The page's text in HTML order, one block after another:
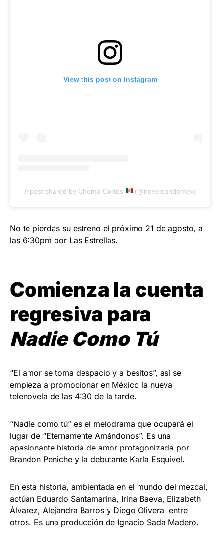
View this post on Instagram
A post shared by Chema Cortés (@noveleandomex)
No te pierdas su estreno el próximo 21 de agosto, a
las 6:30pm por Las Estrellas.
Comienza la cuenta
regresiva para
Nadie Como Tú
“El amor se toma despacio y a besitos”, así se
empieza a promocionar en México la nueva
telenovela de las 4:30 de la tarde.
“Nadie como tú” es el melodrama que ocupará el
lugar de “Eternamente Amándonos”. Es una
apasionante historia de amor protagonizada por
Brandon Peniche y la debutante Karla Esquivel.
En esta historia, ambientada en el mundo del mezcal,
actúan Eduardo Santamarina, Irina Baeva, Elizabeth
Álvarez, Alejandra Barros y Diego Olivera, entre
otros. Es una producción de Ignacio Sada Madero.